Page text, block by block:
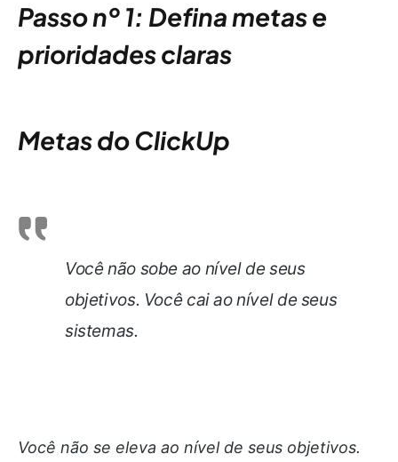
Passo nº 1: Defina metas e
prioridades claras
Metas do ClickUp
Você não sobe ao nível de seus
objetivos. Você cai ao nível de seus
sistemas.
Você não se eleva ao nível de seus objetivos.